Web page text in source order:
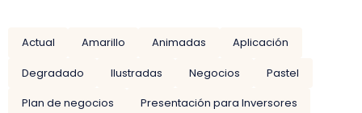
Actual Amarillo Animadas
Aplicación
Degradado
Ilustradas Negocios
Pastel
Plan de negocios
Presentación para Inversores